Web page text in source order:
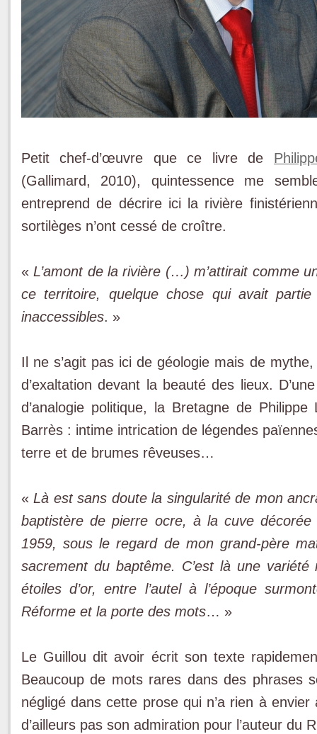
Petit chef-d’œuvre que ce livre de
(Gallimard, 2010), quintessence me
entreprend de décrire ici la rivière
sortilèges n’ont cessé de croître.
« L’amont de la rivière (…) m’attirait comme
ce territoire, quelque chose qui avait
inaccessibles. »
Il ne s’agit pas ici de géologie mais de
d’exaltation devant la beauté des lieux.
d’analogie politique, la Bretagne de
Barrès : intime intrication de légendes
terre et de brumes rêveuses…
« Là est sans doute la singularité de mon
baptistère de pierre ocre, à la cuve
1959, sous le regard de mon grand-père
sacrement du baptême. C’est là une
étoiles d’or, entre l’autel à l’époque
Réforme et la porte des mots… »
Le Guillou dit avoir écrit son texte
Beaucoup de mots rares dans des phrases
négligé dans cette prose qui n’a rien à
d’ailleurs pas son admiration pour l’auteur du